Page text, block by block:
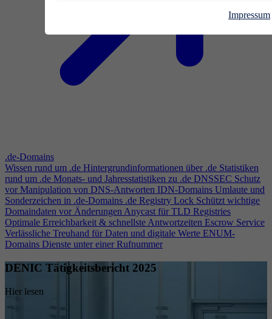
Impressum
.de-Domains
Wissen rund um .de Hintergrundinformationen über .de Statistiken
rund um .de Monats- und Jahresstatistiken zu .de DNSSEC Schutz
vor Manipulation von DNS-Antworten IDN-Domains Umlaute und
Sonderzeichen in .de-Domains .de Registry Lock Schützt wichtige
Domaindaten vor ÄnderungenAnycast für TLD Registries
Optimale Erreichbarkeit & schnellste Antwortzeiten Escrow Service
Verlässliche Treuhand für Daten und digitale Werte ENUM-
Domains Dienste unter einer Rufnummer
DENIC Tätigkeitsbericht 2025
Hier lesen